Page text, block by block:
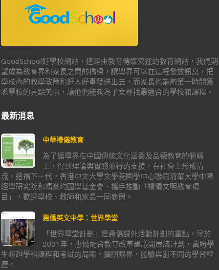
GoodSchool好學校網站，這是由教育傳媒營運的教育網站，我們期
望成為教育界和家長之間的橋樑，讓學界可以在這裡發放訊息，把
學校內的教學政策和好人好事發送出去，而家長也能夠第一時間獲
悉學校的亮點美事，讓他們能夠為子女尋找最適合的學校和課程。
最新消息
中華禮儀教育
為了讓學界在中國傳統文化涵養及品德教育的範疇
上，得到理論與實踐並行的支援，在社會上形成清
流，造福下一代，香港中文大學文學院國學中心聯同清華大學中國
經學研究院和馮燊均國學基金會，攜手推動「禮儀文明教育項
目」，歡迎學校、教師和家長一同參與。
惠僑英文中學：世界學堂
「世界學堂計劃」是惠僑課外活動計劃的重點，早於
2001年，惠僑配合教育改革建議開展該計劃，冀盼學
生超越學科課程和考試的局限，擴闊眼界，體驗與別不同的學習經
歷。